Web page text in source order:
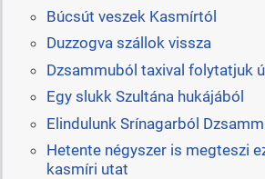
Búcsút veszek Kasmírtól
Duzzogva szállok vissza
Dzsammuból taxival folytatjuk
Egy slukk Szultána hukájából
Elindulunk Srínagarból
Hetente négyszer is megteszi
kasmíri utat